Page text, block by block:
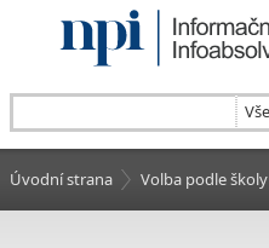
Úvodní strana Volba podle školy